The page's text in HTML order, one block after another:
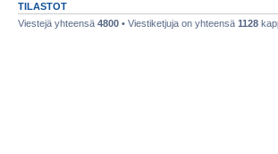
TILASTOT
Viestejä yhteensä 4800 • Viestiketjuja on yhteensä 1128